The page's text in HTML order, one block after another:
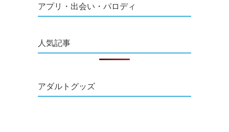
アプリ・出会い・パロディ
人気記事
アダルトグッズ